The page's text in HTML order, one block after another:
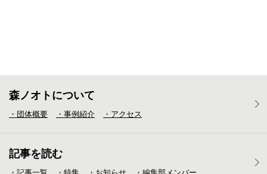
森ノオトについて
・団体概要 ・事例紹介 ・アクセス
記事を読む